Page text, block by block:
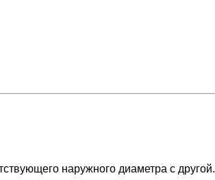
наружного диаметра с другой.